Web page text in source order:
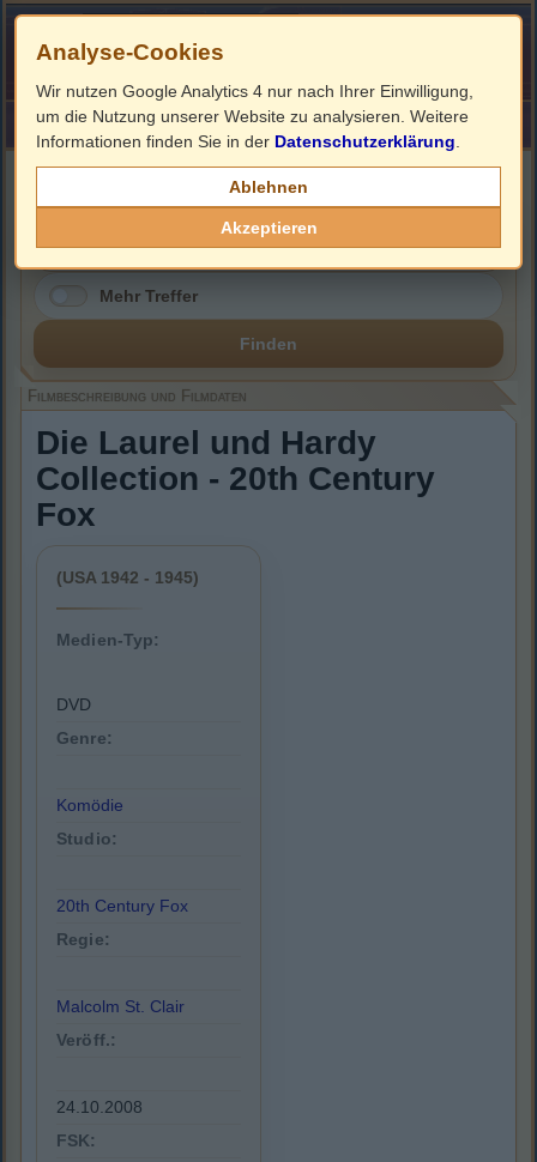
HOME ImpressumLinks
Filmbeschreibung, Cover & DVD Infos
Mehr Treffer
Finden
Filmbeschreibung und Filmdaten
Die Laurel und Hardy
Collection - 20th Century
Fox
(USA 1942 - 1945)
Medien-Typ:
DVD
Genre:
Komödie
Studio:
20th Century Fox
Regie:
Malcolm St. Clair
Veröff.:
24.10.2008
FSK:
Analyse-Cookies
Wir nutzen Google Analytics 4 nur nach Ihrer Einwilligung,
um die Nutzung unserer Website zu analysieren. Weitere
Informationen finden Sie in der Datenschutzerklärung
Ablehnen
Akzeptieren